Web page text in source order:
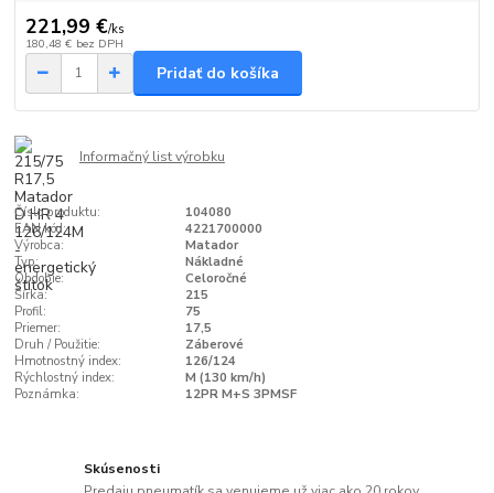
221,99 €/ks
180,48 € bez DPH
Pridať do košíka
Informačný list výrobku
Číslo produktu:
104080
EAN kód:
4221700000
Výrobca:
Matador
Typ:
Nákladné
Obdobie:
Celoročné
Šírka:
215
Profil:
75
Priemer:
17,5
Druh / Použitie:
Záberové
Hmotnostný index:
126/124
Rýchlostný index:
M (130 km/h)
Poznámka:
12PR M+S 3PMSF
Skúsenosti